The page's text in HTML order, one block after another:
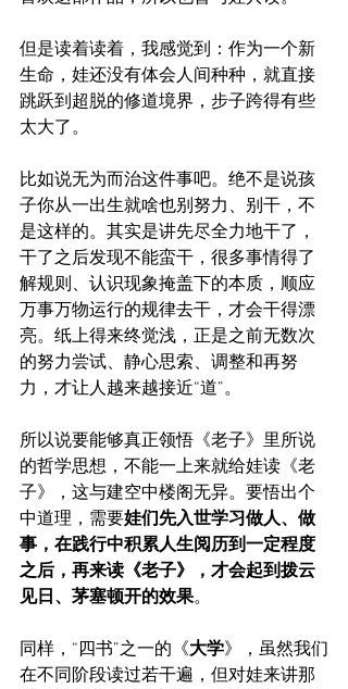
但是读着读着，我感觉到：作为一个新
生命，娃还没有体会人间种种，就直接
跳跃到超脱的修道境界，步子跨得有些
太大了。
比如说无为而治这件事吧。绝不是说孩
子你从一出生就啥也别努力、别干，不
是这样的。其实是讲先尽全力地干了，
干了之后发现不能蛮干，很多事情得了
解规则、认识现象掩盖下的本质，顺应
万事万物运行的规律去干，才会干得漂
亮。纸上得来终觉浅，正是之前无数次
的努力尝试、静心思索、调整和再努
力，才让人越来越接近“道”。
所以说要能够真正领悟《老子》里所说
的哲学思想，不能一上来就给娃读《老
子》，这与建空中楼阁无异。要悟出个
中道理，需要娃们先入世学习做人、做
事，在践行中积累人生阅历到一定程度
之后，再来读《老子》，才会起到拨云
见日、茅塞顿开的效果。
同样，“四书”之一的《大学》，虽然我们
在不同阶段读过若干遍，但对娃来讲那